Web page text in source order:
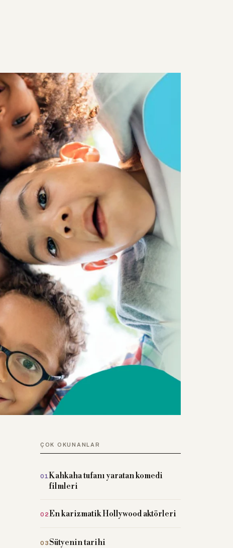
ÇOK OKUNANLAR
Kahkaha tufanı yaratan komedi
filmleri
En karizmatik Hollywood aktörleri
Sütyenin tarihi